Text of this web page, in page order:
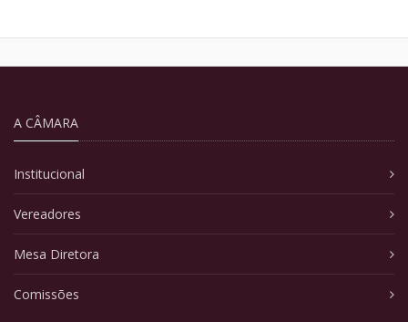
A CÂMARA
Institucional
Vereadores
Mesa Diretora
Comissões